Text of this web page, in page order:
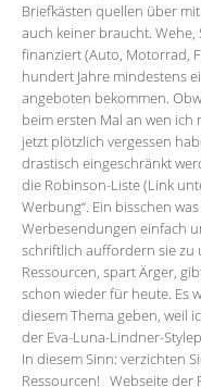
Briefkästen quellen über
auch keiner braucht. Wehe,
finanziert (Auto, Motorrad,
hundert Jahre mindestens
angeboten bekommen.
beim ersten Mal an wen ich
jetzt plötzlich vergessen
drastisch eingeschränkt
die Robinson-Liste (Link
Werbung“. Ein bisschen
Werbesendungen einfach
schriftlich auffordern sie zu
Ressourcen, spart Ärger,
schon wieder für heute. Es
diesem Thema geben, weil
der Eva-Luna-Lindner-
In diesem Sinn: verzichten
Ressourcen! Webseite der